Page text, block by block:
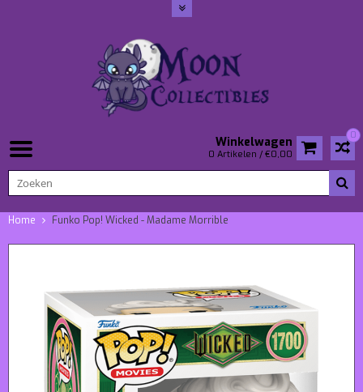
0
Winkelwagen
0 Artikelen / €0,00
Home Funko Pop! Wicked - Madame Morrible